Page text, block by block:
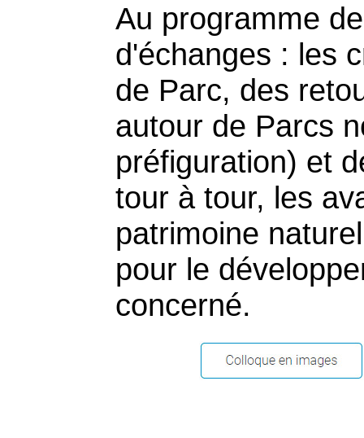
Au programme
d'échanges : les
de Parc, des
autour de Parcs
préfiguration) et
tour à tour, les
patrimoine
pour le
concerné.